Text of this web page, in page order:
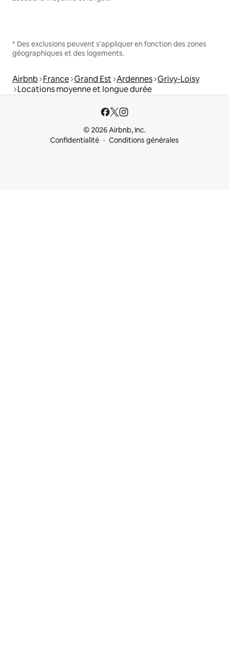
* Des exclusions peuvent s'appliquer en fonction des zones
géographiques et des logements.
Airbnb France Grand Est Ardennes Grivy-Loisy
Locations moyenne et longue durée
© 2026 Airbnb, Inc.
Confidentialité
Conditions générales